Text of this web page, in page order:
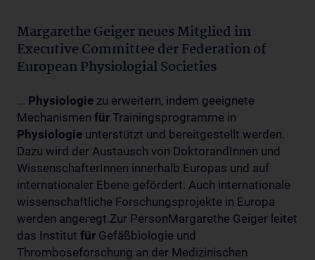
Margarethe Geiger neues Mitglied im
Executive Committee der Federation of
European Physiologial Societies
... Physiologie zu erweitern, indem geeignete
Mechanismen für Trainingsprogramme in
Physiologie unterstützt und bereitgestellt werden.
Dazu wird der Austausch von DoktorandInnen und
WissenschafterInnen innerhalb Europas und auf
internationaler Ebene gefördert. Auch internationale
wissenschaftliche Forschungsprojekte in Europa
werden angeregt.Zur PersonMargarethe Geiger leitet
das Institut für Gefäßbiologie und
Thromboseforschung an der Medizinischen